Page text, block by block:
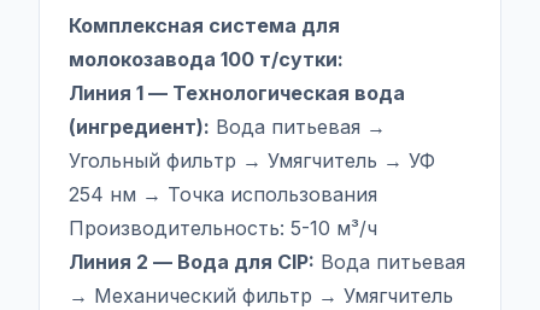
Комплексная система для
молокозавода 100 т/сутки:
Линия 1 — Технологическая вода
(ингредиент): Вода питьевая →
Угольный фильтр → Умягчитель → УФ
254 нм → Точка использования
Производительность: 5-10 м³/ч
Линия 2 — Вода для CIP: Вода питьевая
→ Механический фильтр → Умягчитель